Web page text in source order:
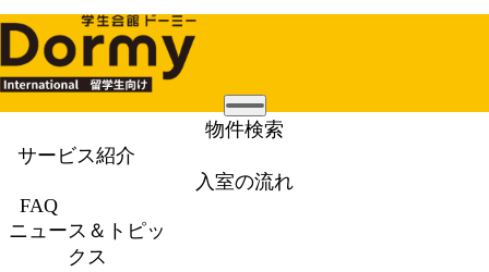
Mobile
Menu
物件検索
サービス紹介
入室の流れ
FAQ
ニュース＆トピッ
クス
ニュース＆トピックス